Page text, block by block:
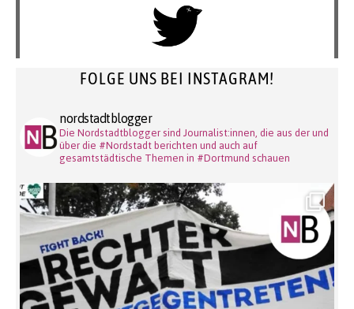
FOLGE UNS BEI INSTAGRAM!
nordstadtblogger
Die Nordstadtblogger sind Journalist:innen, die aus der und
über die #Nordstadt berichten und auch auf
gesamtstädtische Themen in #Dortmund schauen